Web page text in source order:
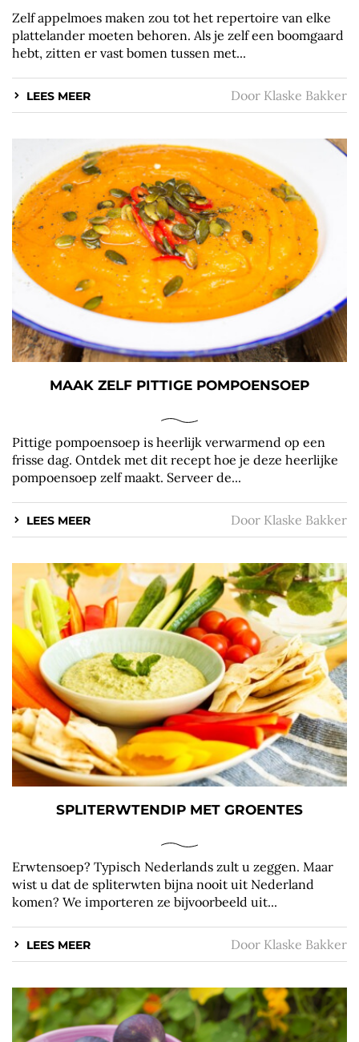
Zelf appelmoes maken zou tot het repertoire van elke
plattelander moeten behoren. Als je zelf een boomgaard
hebt, zitten er vast bomen tussen met...
LEES MEER Door Klaske Bakker
MAAK ZELF PITTIGE POMPOENSOEP
Pittige pompoensoep is heerlijk verwarmend op een
frisse dag. Ontdek met dit recept hoe je deze heerlijke
pompoensoep zelf maakt. Serveer de...
LEES MEER Door Klaske Bakker
SPLITERWTENDIP MET GROENTES
Erwtensoep? Typisch Nederlands zult u zeggen. Maar
wist u dat de spliterwten bijna nooit uit Nederland
komen? We importeren ze bijvoorbeeld uit...
LEES MEER Door Klaske Bakker